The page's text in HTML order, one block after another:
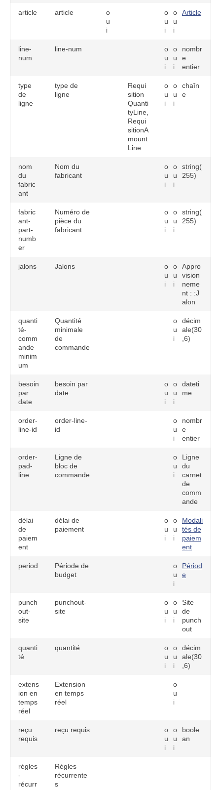
article article
o
u
i
o
u
i
o
u
i
Article
line-
num
line-num
o
u
i
o
u
i
nombr
e
entier
type
de
ligne
type de
ligne
Requi
sition
Quanti
tyLine,
Requi
sitionA
mount
Line
o
u
i
o
u
i
chaîn
e
nom
du
fabric
ant
Nom du
fabricant
o
u
i
o
u
i
string(
255)
fabric
ant-
part-
numb
er
Numéro de
pièce du
fabricant
o
u
i
o
u
i
string(
255)
jalons Jalons
o
u
i
o
u
i
Appro
vision
neme
nt : :J
alon
quanti
té-
comm
ande
minim
um
Quantité
minimale
de
commande
o
u
i
décim
ale(30
,6)
besoin
par
date
besoin par
date
o
u
i
o
u
i
dateti
me
order-
line-id
order-line-
id
o
u
i
nombr
e
entier
order-
pad-
line
Ligne de
bloc de
commande
o
u
i
Ligne
du
carnet
de
comm
ande
délai
de
paiem
ent
délai de
paiement
o
u
i
o
u
i
Modali
tés de
paiem
ent
period
Période de
budget
o
u
i
Périod
e
punch
out-
site
punchout-
site
o
u
i
o
u
i
Site
de
punch
out
quanti
té
quantité
o
u
i
o
u
i
décim
ale(30
,6)
extens
ion en
temps
réel
Extension
en temps
réel
o
u
i
reçu
requis
reçu requis
o
u
i
o
u
i
boole
an
règles
-
récurr
Règles
récurrente
s